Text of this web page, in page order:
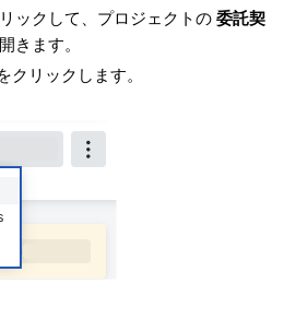
ックして、プロジェクトの 委託契
きます。
クリックします。